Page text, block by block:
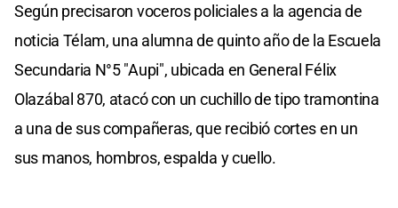
Según precisaron voceros policiales a la agencia de
noticia Télam, una alumna de quinto año de la Escuela
Secundaria N°5 "Aupi", ubicada en General Félix
Olazábal 870, atacó con un cuchillo de tipo tramontina
a una de sus compañeras, que recibió cortes en un
sus manos, hombros, espalda y cuello.